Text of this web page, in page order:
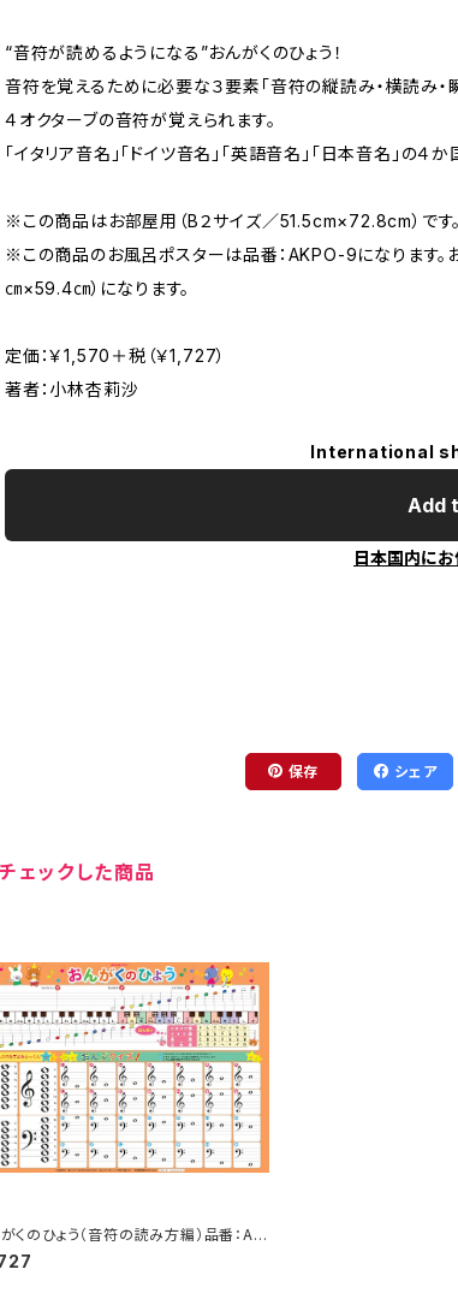
“音符が読めるようになる”おんがくのひょう！
音符を覚えるために必要な３要素「音符の縦読み・横読み・
４オクターブの音符が覚えられます。
「イタリア音名」「ドイツ音名」「英語音名」「日本音名」の
※この商品はお部屋用（B２サイズ／51.5cm×72.8cm）です。
※この商品のお風呂ポスターは品番：AKPO-9になります。
㎝×59.4㎝）になります。
定価：￥1,570＋税（￥1,727）
著者：小林杏莉沙
International
Add
日本国内に
保存 シェア
ェックした商品
くのひょう（音符の読み方編）品番：AK
8